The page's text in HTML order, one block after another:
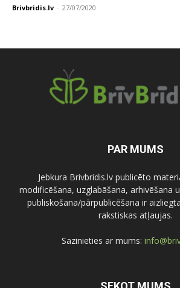
Brivbridis.lv - 27/07/2020
PAR MUMS
Jebkura Brivbridis.lv publicēto
modificēšana, uzglabāšana, arhivēšana
publiskošana/pārpublicēšana ir
rakstiskas atļaujas.
Sazinieties ar mums: